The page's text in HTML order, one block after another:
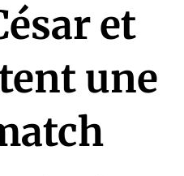
et
une